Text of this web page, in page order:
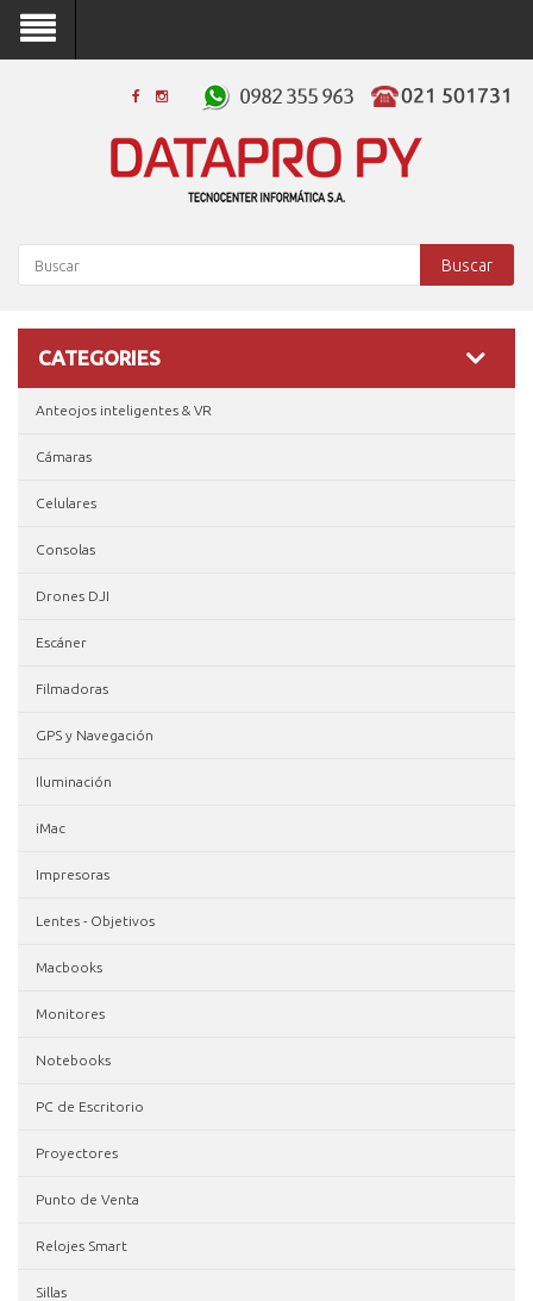
Buscar
CATEGORIES
Anteojos inteligentes & VR
Cámaras
Celulares
Consolas
Drones DJI
Escáner
Filmadoras
GPS y Navegación
Iluminación
iMac
Impresoras
Lentes - Objetivos
Macbooks
Monitores
Notebooks
PC de Escritorio
Proyectores
Punto de Venta
Relojes Smart
Sillas